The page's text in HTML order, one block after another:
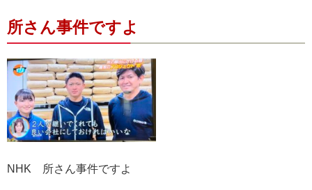
所さん事件ですよ
NHK 所さん事件ですよ